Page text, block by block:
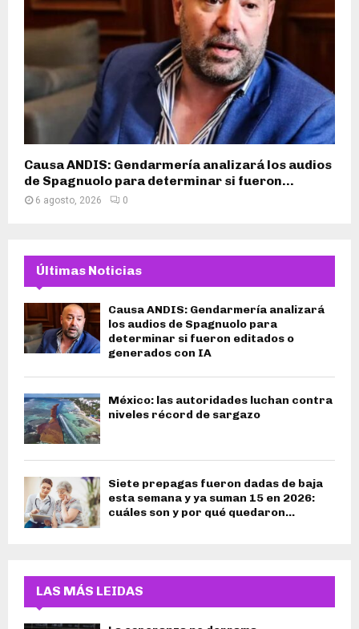
Causa ANDIS: Gendarmería analizará los audios
de Spagnuolo para determinar si fueron...
6 agosto, 2026 0
Últimas Noticias
Causa ANDIS: Gendarmería analizará
los audios de Spagnuolo para
determinar si fueron editados o
generados con IA
México: las autoridades luchan contra
niveles récord de sargazo
Siete prepagas fueron dadas de baja
esta semana y ya suman 15 en 2026:
cuáles son y por qué quedaron...
LAS MÁS LEIDAS